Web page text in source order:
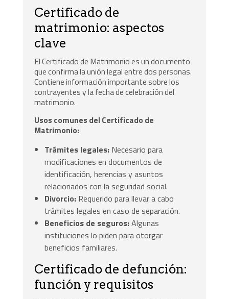
Certificado de
matrimonio: aspectos
clave
El Certificado de Matrimonio es un documento
que confirma la unión legal entre dos personas.
Contiene información importante sobre los
contrayentes y la fecha de celebración del
matrimonio.
Usos comunes del Certificado de
Matrimonio:
Trámites legales: Necesario para
modificaciones en documentos de
identificación, herencias y asuntos
relacionados con la seguridad social.
Divorcio: Requerido para llevar a cabo
trámites legales en caso de separación.
Beneficios de seguros:Algunas
instituciones lo piden para otorgar
beneficios familiares.
Certificado de defunción:
función y requisitos